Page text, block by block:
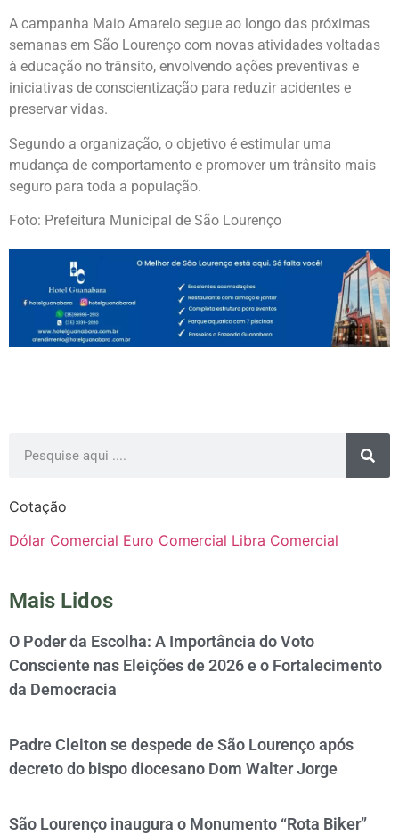
A campanha Maio Amarelo segue ao longo das próximas
semanas em São Lourenço com novas atividades voltadas
à educação no trânsito, envolvendo ações preventivas e
iniciativas de conscientização para reduzir acidentes e
preservar vidas.
Segundo a organização, o objetivo é estimular uma
mudança de comportamento e promover um trânsito mais
seguro para toda a população.
Foto: Prefeitura Municipal de São Lourenço
Cotação
Dólar Comercial Euro Comercial Libra Comercial
Mais Lidos
O Poder da Escolha: A Importância do Voto
Consciente nas Eleições de 2026 e o Fortalecimento
da Democracia
Padre Cleiton se despede de São Lourenço após
decreto do bispo diocesano Dom Walter Jorge
São Lourenço inaugura o Monumento “Rota Biker”